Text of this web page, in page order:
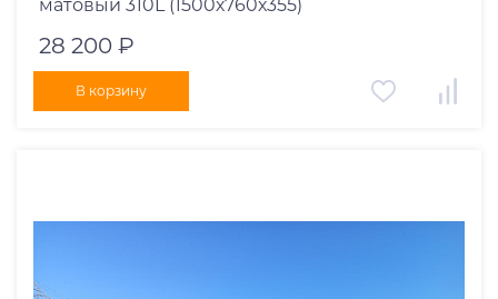
матовый 310L (1500х760х355)
28 200 ₽
В корзину